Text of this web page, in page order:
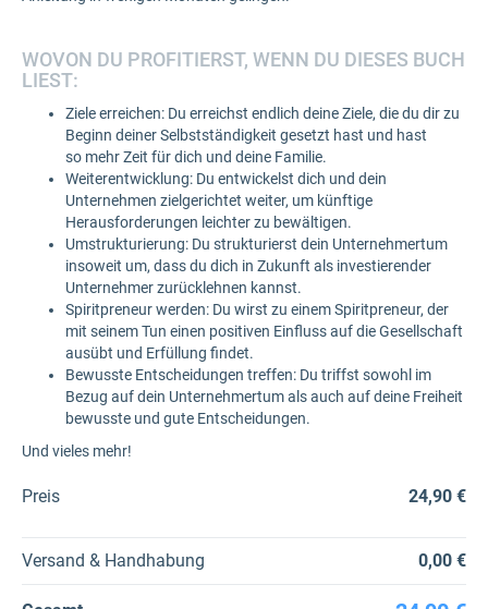
WOVON DU PROFITIERST, WENN DU DIESES BUCH
LIEST:
Ziele erreichen: Du erreichst endlich deine Ziele, die du dir zu
Beginn deiner Selbstständigkeit gesetzt hast und hast
so mehr Zeit für dich und deine Familie.
Weiterentwicklung: Du entwickelst dich und dein
Unternehmen zielgerichtet weiter, um künftige
Herausforderungen leichter zu bewältigen.
Umstrukturierung: Du strukturierst dein Unternehmertum
insoweit um, dass du dich in Zukunft als investierender
Unternehmer zurücklehnen kannst.
Spiritpreneur werden: Du wirst zu einem Spiritpreneur, der
mit seinem Tun einen positiven Einfluss auf die Gesellschaft
ausübt und Erfüllung findet.
Bewusste Entscheidungen treffen: Du triffst sowohl im
Bezug auf dein Unternehmertum als auch auf deine Freiheit
bewusste und gute Entscheidungen.
Und vieles mehr!
Preis 24,90 €
Versand & Handhabung 0,00 €